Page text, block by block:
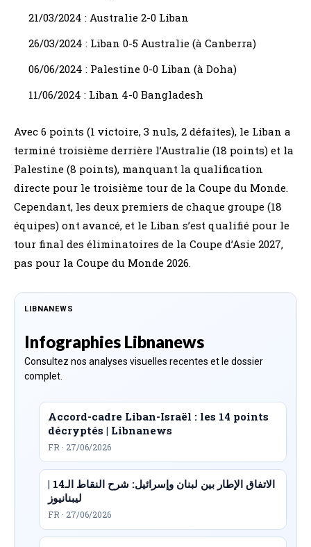
21/03/2024 : Australie 2-0 Liban
26/03/2024 : Liban 0-5 Australie (à Canberra)
06/06/2024 : Palestine 0-0 Liban (à Doha)
11/06/2024 : Liban 4-0 Bangladesh
Avec 6 points (1 victoire, 3 nuls, 2 défaites), le Liban a
terminé troisième derrière l’Australie (18 points) et la
Palestine (8 points), manquant la qualification
directe pour le troisième tour de la Coupe du Monde.
Cependant, les deux premiers de chaque groupe (18
équipes) ont avancé, et le Liban s’est qualifié pour le
tour final des éliminatoires de la Coupe d’Asie 2027,
pas pour la Coupe du Monde 2026.
LIBNANEWS
Infographies Libnanews
Consultez nos analyses visuelles recentes et le dossier
complet.
Accord-cadre Liban-Israël : les 14 points
décryptés | Libnanews
FR · 27/06/2026
الاتفاق الإطار بين لبنان وإسرائيل: شرح النقاط الـ14 |
ليبنانيوز
FR · 27/06/2026